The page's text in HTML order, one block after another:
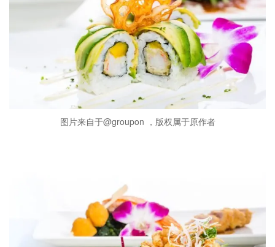
图片来自于@groupon ，版权属于原作者